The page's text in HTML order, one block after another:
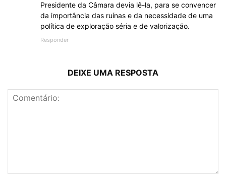
Presidente da Câmara devia lê-la, para se convencer
da importância das ruínas e da necessidade de uma
política de exploração séria e de valorização.
Responder
DEIXE UMA RESPOSTA